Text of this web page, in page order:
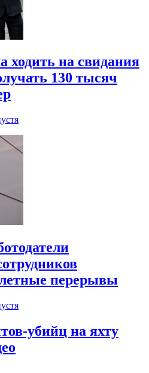
ходить на свидания
130 тысяч
перерывы
убийц на яхту